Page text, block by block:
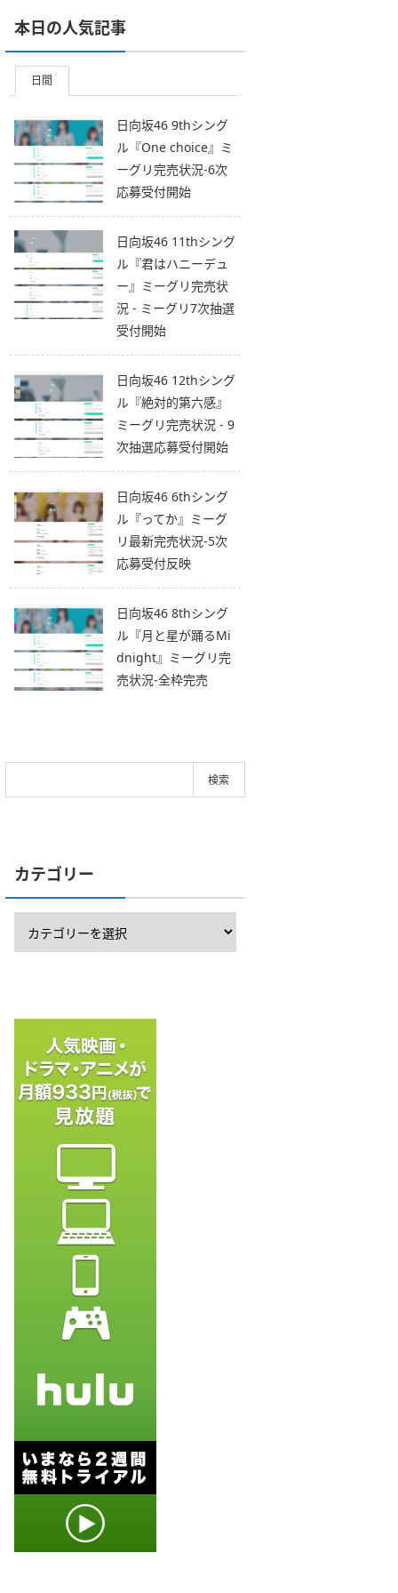
本日の人気記事
日間
日向坂46 9thシング
ル『One choice』ミ
ーグリ完売状況-6次
応募受付開始
日向坂46 11thシング
ル『君はハニーデュ
ー』ミーグリ完売状
況 - ミーグリ7次抽選
受付開始
日向坂46 12thシング
ル『絶対的第六感』
ミーグリ完売状況 - 9
次抽選応募受付開始
日向坂46 6thシング
ル『ってか』ミーグ
リ最新完売状況-5次
応募受付反映
日向坂46 8thシング
ル『月と星が踊るMi
dnight』ミーグリ完
売状況-全枠完売
カテゴリー